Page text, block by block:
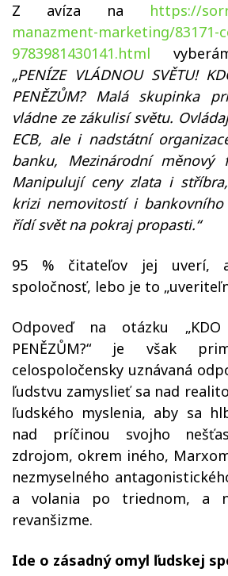
Z avíza na https://
manazment-marketing/83171-
9783981430141.html
„PENÍZE VLÁDNOU SVĚTU!
PENĚZŮM? Malá skupinka
vládne ze zákulisí světu.
ECB, ale i nadstátní
banku, Mezinárodní měnový
Manipulují ceny zlata i
krizi nemovitostí i
řídí svět na pokraj propasti.“
95 % čitateľov jej uverí,
spoločnosť, lebo je to
Odpoveď na otázku „KDO
PENĚZŮM?“ je však
celospoločensky uznávaná
ľudstvu zamyslieť sa nad
ľudského myslenia, aby sa
nad príčinou svojho
zdrojom, okrem iného,
nezmyselného
a volania po triednom, a
revanšizme.
Ide o zásadný omyl ľudskej